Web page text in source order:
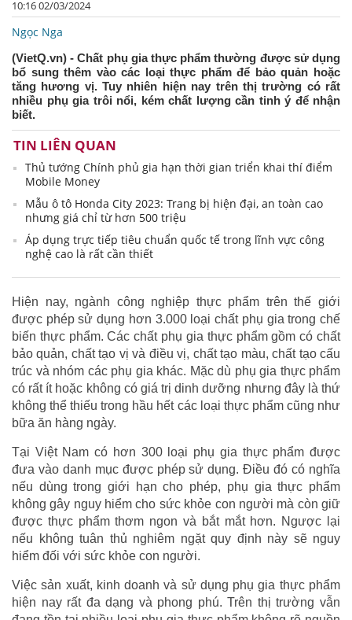
10:16 02/03/2024
Ngọc Nga
(VietQ.vn) - Chất phụ gia thực phẩm thường được sử dụng
bổ sung thêm vào các loại thực phẩm để bảo quản hoặc
tăng hương vị. Tuy nhiên hiện nay trên thị trường có rất
nhiều phụ gia trôi nổi, kém chất lượng cần tinh ý để nhận
biết.
TIN LIÊN QUAN
Thủ tướng Chính phủ gia hạn thời gian triển khai thí điểm
Mobile Money
Mẫu ô tô Honda City 2023: Trang bị hiện đại, an toàn cao
nhưng giá chỉ từ hơn 500 triệu
Áp dụng trực tiếp tiêu chuẩn quốc tế trong lĩnh vực công
nghệ cao là rất cần thiết
Hiện nay, ngành công nghiệp thực phẩm trên thế giới
được phép sử dụng hơn 3.000 loại chất phụ gia trong chế
biến thực phẩm. Các chất phụ gia thực phẩm gồm có chất
bảo quản, chất tạo vị và điều vị, chất tạo màu, chất tạo cấu
trúc và nhóm các phụ gia khác. Mặc dù phụ gia thực phẩm
có rất ít hoặc không có giá trị dinh dưỡng nhưng đây là thứ
không thể thiếu trong hầu hết các loại thực phẩm cũng như
bữa ăn hàng ngày.
Tại Việt Nam có hơn 300 loại phụ gia thực phẩm được
đưa vào danh mục được phép sử dụng. Điều đó có nghĩa
nếu dùng trong giới hạn cho phép, phụ gia thực phẩm
không gây nguy hiểm cho sức khỏe con người mà còn giữ
được thực phẩm thơm ngon và bắt mắt hơn. Ngược lại
nếu không tuân thủ nghiêm ngặt quy định này sẽ nguy
hiểm đối với sức khỏe con người.
Việc sản xuất, kinh doanh và sử dụng phụ gia thực phẩm
hiện nay rất đa dạng và phong phú. Trên thị trường vẫn